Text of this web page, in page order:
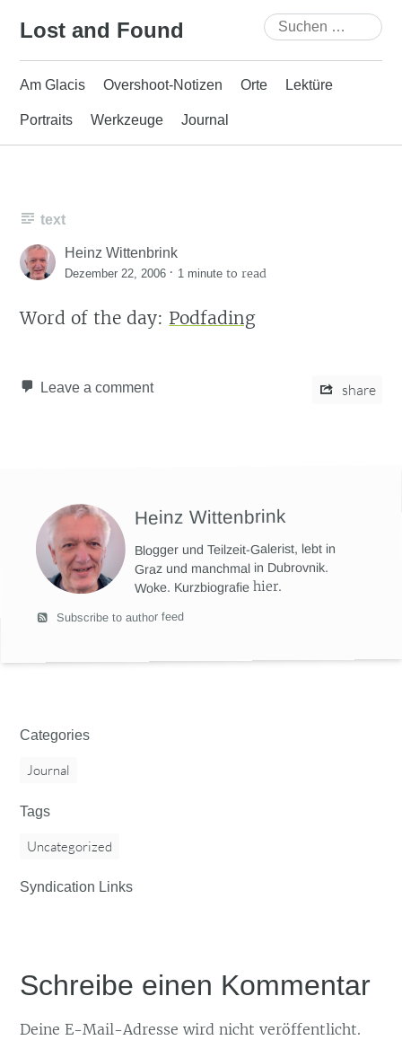
Lost and Found
Suchen
nach:
Am Glacis Overshoot-Notizen Orte Lektüre
Portraits Werkzeuge Journal
text
Heinz Wittenbrink
Dezember 22, 2006 · 1 minute to read
Word of the day: Podfading
Leave a comment share
Heinz Wittenbrink
Blogger und Teilzeit-Galerist, lebt in
Graz und manchmal in Dubrovnik.
Woke. Kurzbiografiehier.
Subscribe to author feed
Categories
Journal
Tags
Uncategorized
Syndication Links
Schreibe einen Kommentar
Deine E-Mail-Adresse wird nicht veröffentlicht.